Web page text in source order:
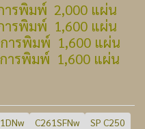
ารพิมพ์ 2,000 แผ่น
ารพิมพ์ 1,600 แผ่น
การพิมพ์ 1,600 แผ่น
การพิมพ์ 1,600 แผ่น
C261SFNw SP C250